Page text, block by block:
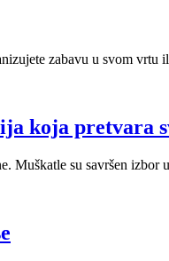
zabavu u svom vrtu
koja pretvara
Muškatle su savršen